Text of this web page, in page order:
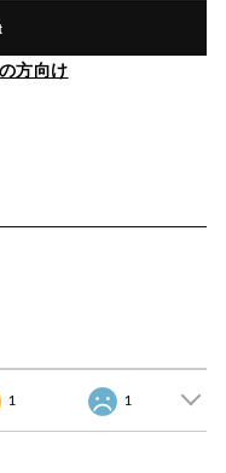
方向け
1 1